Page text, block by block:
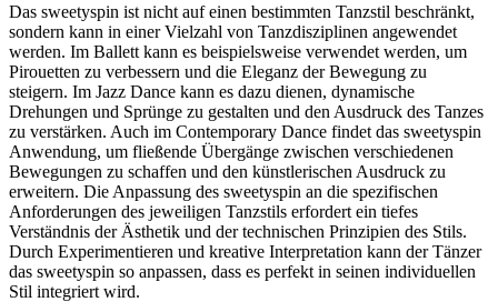
Das sweetyspin ist nicht auf einen bestimmten Tanzstil beschränkt,
sondern kann in einer Vielzahl von Tanzdisziplinen angewendet
werden. Im Ballett kann es beispielsweise verwendet werden, um
Pirouetten zu verbessern und die Eleganz der Bewegung zu
steigern. Im Jazz Dance kann es dazu dienen, dynamische
Drehungen und Sprünge zu gestalten und den Ausdruck des Tanzes
zu verstärken. Auch im Contemporary Dance findet das sweetyspin
Anwendung, um fließende Übergänge zwischen verschiedenen
Bewegungen zu schaffen und den künstlerischen Ausdruck zu
erweitern. Die Anpassung des sweetyspin an die spezifischen
Anforderungen des jeweiligen Tanzstils erfordert ein tiefes
Verständnis der Ästhetik und der technischen Prinzipien des Stils.
Durch Experimentieren und kreative Interpretation kann der Tänzer
das sweetyspin so anpassen, dass es perfekt in seinen individuellen
Stil integriert wird.